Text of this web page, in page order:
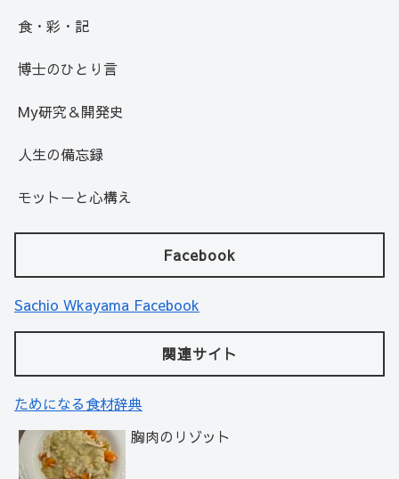
食・彩・記
博士のひとり言
My研究＆開発史
人生の備忘録
モットーと心構え
Facebook
Sachio Wkayama Facebook
関連サイト
ためになる食材辞典
胸肉のリゾット